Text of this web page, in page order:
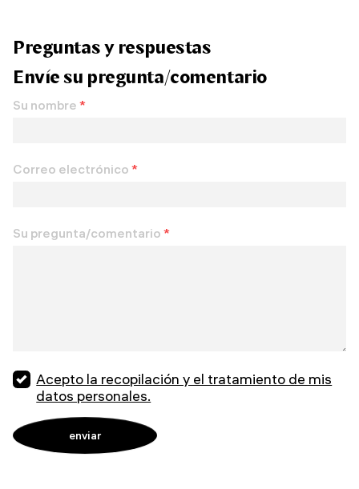
Preguntas y respuestas
Envíe su pregunta/comentario
Su nombre *
Correo electrónico *
Su pregunta/comentario *
Acepto la recopilación y el tratamiento de mis
datos personales.